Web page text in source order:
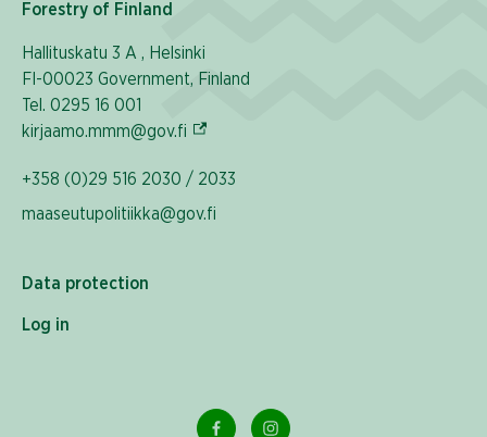
Forestry of Finland
Hallituskatu 3 A , Helsinki
FI-00023 Government, Finland
Tel. 0295 16 001
kirjaamo.mmm@gov.fi (External link)
+358 (0)29 516 2030 / 2033
maaseutupolitiikka@gov.fi
Data protection
Log in